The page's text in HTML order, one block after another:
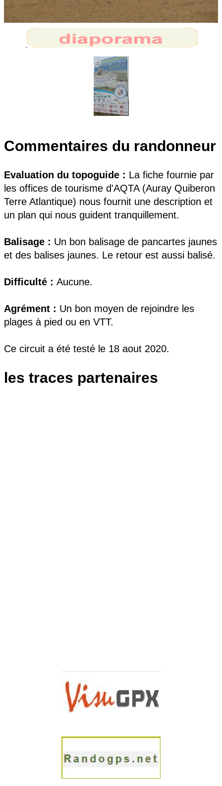
Commentaires du randonneur
Evaluation du topoguide : La fiche fournie par
les offices de tourisme d'AQTA (Auray Quiberon
Terre Atlantique) nous fournit une description et
un plan qui nous guident tranquillement.
Balisage : Un bon balisage de pancartes jaunes
et des balises jaunes. Le retour est aussi balisé.
Difficulté : Aucune.
Agrément : Un bon moyen de rejoindre les
plages à pied ou en VTT.
Ce circuit a été testé le 18 aout 2020.
les traces partenaires